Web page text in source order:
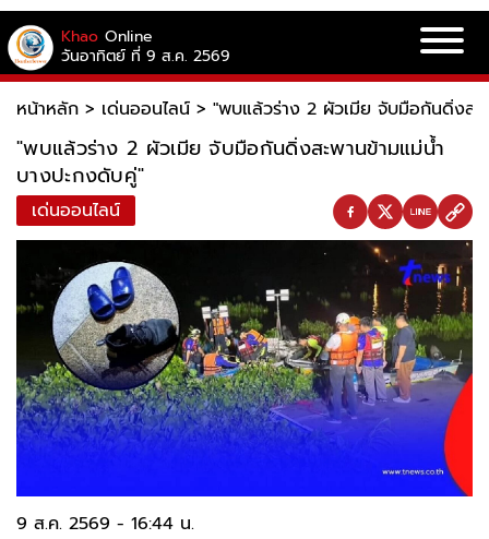
Khao Online
วันอาทิตย์ ที่ 9 ส.ค. 2569
หน้าหลัก > เด่นออนไลน์ > "พบแล้วร่าง 2 ผัวเมีย จับมือกันดิ่งสะ
"พบแล้วร่าง 2 ผัวเมีย จับมือกันดิ่งสะพานข้ามแม่น้ำ
บางปะกงดับคู่"
เด่นออนไลน์
9 ส.ค. 2569 - 16:44 น.